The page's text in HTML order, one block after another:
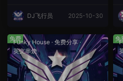
DJ飞行员 2025-10-30
Funky House · 免费分享·
英文串烧
免费 免